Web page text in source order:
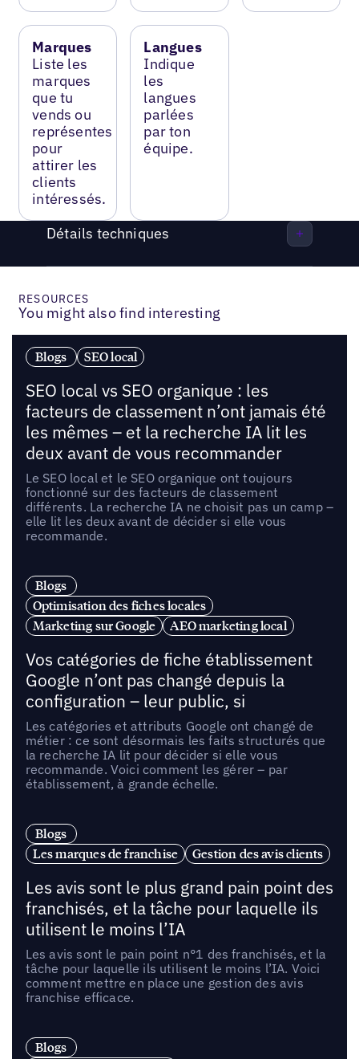
Marques
Liste les
marques
que tu
vends ou
représentes
pour
attirer les
clients
intéressés.
Langues
Indique
les
langues
parlées
par ton
équipe.
Détails techniques
RESOURCES
You might also find interesting
Blogs SEO local
SEO local vs SEO organique : les
facteurs de classement n’ont jamais été
les mêmes – et la recherche IA lit les
deux avant de vous recommander
Le SEO local et le SEO organique ont toujours
fonctionné sur des facteurs de classement
différents. La recherche IA ne choisit pas un camp –
elle lit les deux avant de décider si elle vous
recommande.
Blogs
Optimisation des fiches locales
Marketing sur Google
AEO marketing local
Vos catégories de fiche établissement
Google n’ont pas changé depuis la
configuration – leur public, si
Les catégories et attributs Google ont changé de
métier : ce sont désormais les faits structurés que
la recherche IA lit pour décider si elle vous
recommande. Voici comment les gérer – par
établissement, à grande échelle.
Blogs
Les marques de franchise
Gestion des avis clients
Les avis sont le plus grand pain point des
franchisés, et la tâche pour laquelle ils
utilisent le moins l’IA
Les avis sont le pain point n°1 des franchisés, et la
tâche pour laquelle ils utilisent le moins l’IA. Voici
comment mettre en place une gestion des avis
franchise efficace.
Blogs